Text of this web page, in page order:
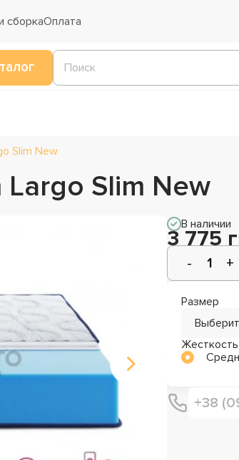
сборкаОплата
Slim New
Slim New
В наличии
3 775
Размер